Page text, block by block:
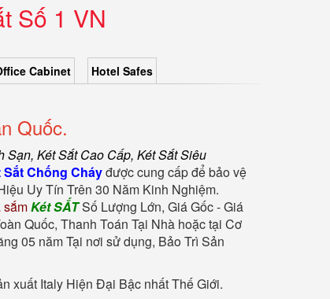
Số 1 VN
Cabinet Hotel Safes
Quốc.
Sạn, Két Sắt Cao Cấp, Két Sắt Siêu
Sắt Chống Cháyđược cung cấp để bảo vệ
Uy Tín Trên 30 Năm Kinh Nghiệm.
Két SẮTSố Lượng Lớn, Giá Gốc - Giá
Quốc, Thanh Toán Tại Nhà hoặc tại Cơ
05 năm Tại nơi sử dụng, Bảo Trì Sản
xuất Italy Hiện Đại Bậc nhất Thế Giới.